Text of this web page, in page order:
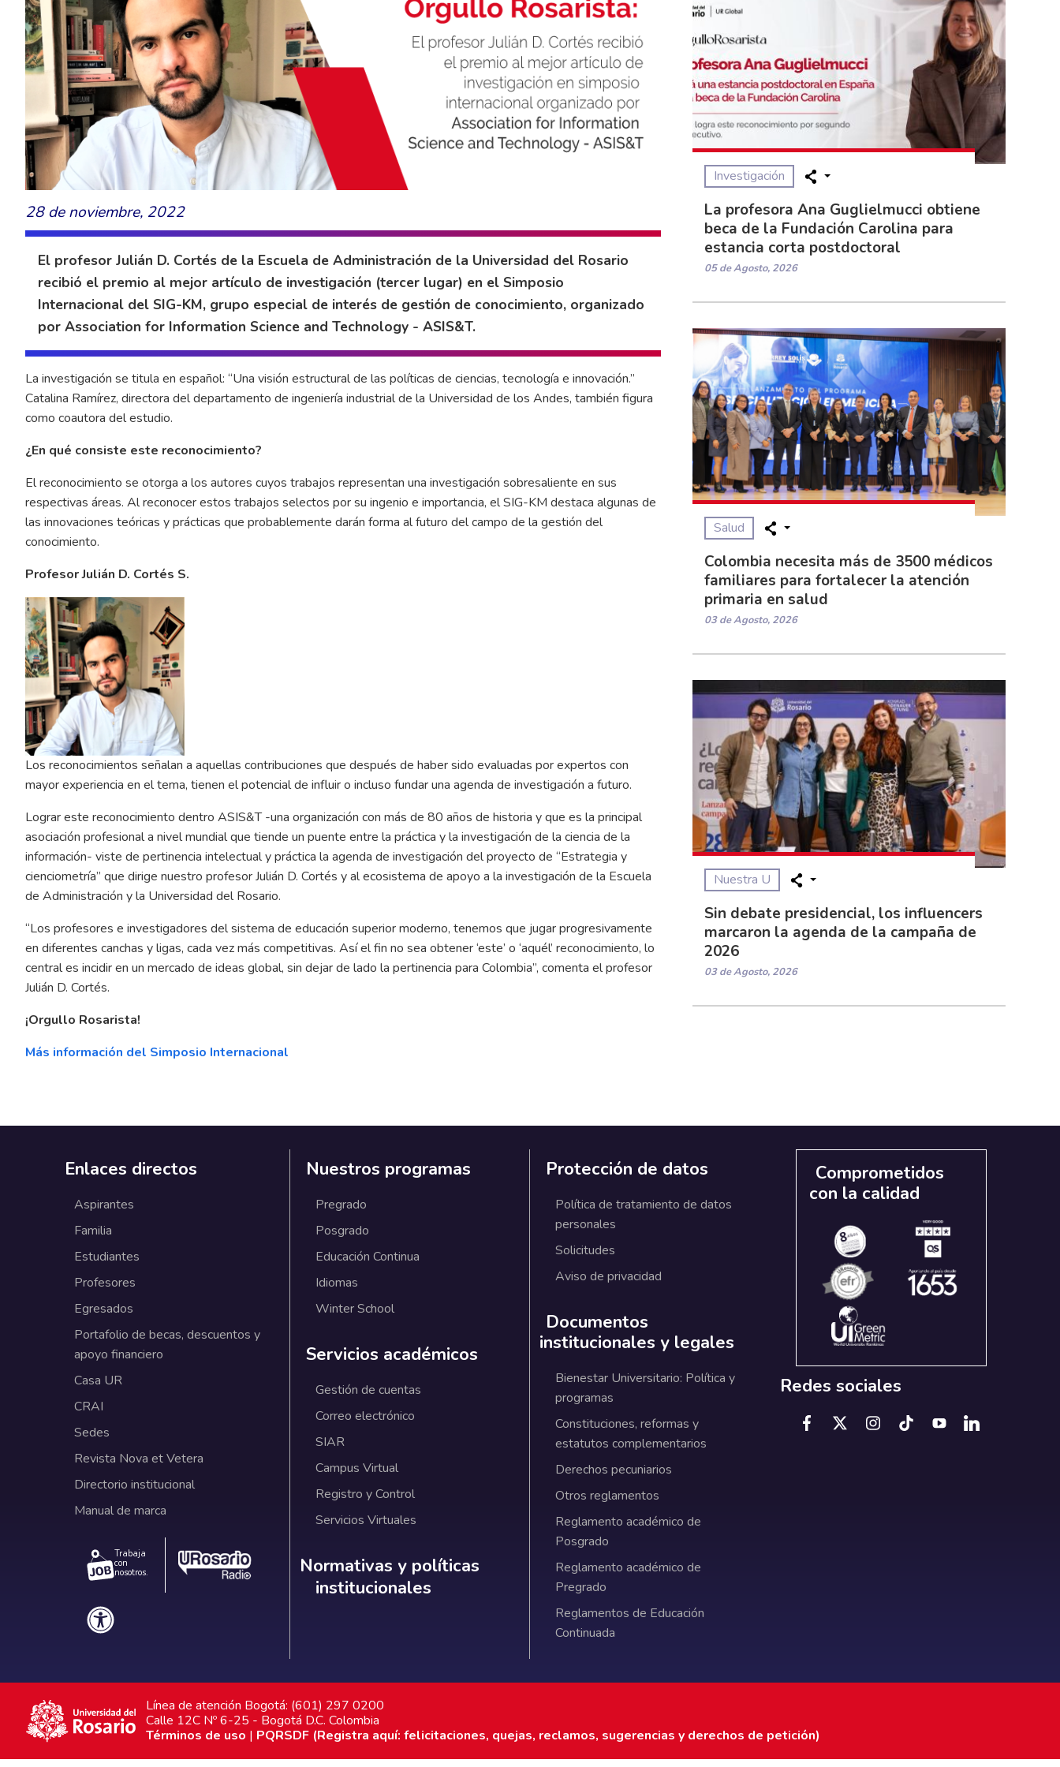
28 de noviembre, 2022
El profesor Julián D. Cortés de la Escuela de Administración de la Universidad del Rosario
recibió el premio al mejor artículo de investigación (tercer lugar) en el Simposio
Internacional del SIG-KM, grupo especial de interés de gestión de conocimiento, organizado
por Association for Information Science and Technology - ASIS&T.
La investigación se titula en español: “Una visión estructural de las políticas de ciencias, tecnología e innovación.”
Catalina Ramírez, directora del departamento de ingeniería industrial de la Universidad de los Andes, también figura
como coautora del estudio.
¿En qué consiste este reconocimiento?
El reconocimiento se otorga a los autores cuyos trabajos representan una investigación sobresaliente en sus
respectivas áreas. Al reconocer estos trabajos selectos por su ingenio e importancia, el SIG-KM destaca algunas de
las innovaciones teóricas y prácticas que probablemente darán forma al futuro del campo de la gestión del
conocimiento.
Profesor Julián D. Cortés S.
Los reconocimientos señalan a aquellas contribuciones que después de haber sido evaluadas por expertos con
mayor experiencia en el tema, tienen el potencial de influir o incluso fundar una agenda de investigación a futuro.
Lograr este reconocimiento dentro ASIS&T -una organización con más de 80 años de historia y que es la principal
asociación profesional a nivel mundial que tiende un puente entre la práctica y la investigación de la ciencia de la
información- viste de pertinencia intelectual y práctica la agenda de investigación del proyecto de “Estrategia y
cienciometría” que dirige nuestro profesor Julián D. Cortés y al ecosistema de apoyo a la investigación de la Escuela
de Administración y la Universidad del Rosario.
“Los profesores e investigadores del sistema de educación superior moderno, tenemos que jugar progresivamente
en diferentes canchas y ligas, cada vez más competitivas. Así el fin no sea obtener ‘este’ o ‘aquél’ reconocimiento, lo
central es incidir en un mercado de ideas global, sin dejar de lado la pertinencia para Colombia”, comenta el profesor
Julián D. Cortés.
¡Orgullo Rosarista!
Más información del Simposio Internacional
Investigación
La profesora Ana Guglielmucci obtiene
beca de la Fundación Carolina para
estancia corta postdoctoral
05 de Agosto, 2026
Salud
Colombia necesita más de 3500 médicos
familiares para fortalecer la atención
primaria en salud
03 de Agosto, 2026
Nuestra U
Sin debate presidencial, los influencers
marcaron la agenda de la campaña de
2026
03 de Agosto, 2026
Enlaces directos
Aspirantes
Familia
Estudiantes
Profesores
Egresados
Portafolio de becas, descuentos y
apoyo financiero
Casa UR
CRAI
Sedes
Revista Nova et Vetera
Directorio institucional
Manual de marca
Trabaja
con
nosotros.
Nuestros programas
Pregrado
Posgrado
Educación Continua
Idiomas
Winter School
Servicios académicos
Gestión de cuentas
Correo electrónico
SIAR
Campus Virtual
Registro y Control
Servicios Virtuales
Normativas y políticas institucionales
Normativas y políticas
institucionales
Protección de datos
Política de tratamiento de datos
personales
Solicitudes
Aviso de privacidad
Documentos
institucionales y legales
Bienestar Universitario: Política y
programas
Constituciones, reformas y
estatutos complementarios
Derechos pecuniarios
Otros reglamentos
Reglamento académico de
Posgrado
Reglamento académico de
Pregrado
Reglamentos de Educación
Continuada
Comprometidos
con la calidad
Redes sociales
Línea de atención Bogotá: (601) 297 0200
Calle 12C Nº 6-25 - Bogotá D.C. Colombia
Términos de uso | PQRSDF (Registra aquí: felicitaciones, quejas, reclamos, sugerencias y derechos de petición)